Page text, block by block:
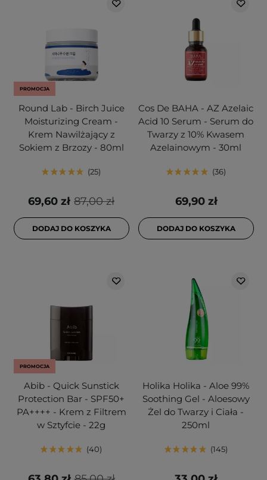
PROMOCJA
Round Lab - Birch Juice
Moisturizing Cream -
Krem Nawilżający z
Sokiem z Brzozy - 80ml
25
87,00 zł
69,60 zł
DODAJ DO KOSZYKA
Cos De BAHA - AZ Azelaic
Acid 10 Serum - Serum do
Twarzy z 10% Kwasem
Azelainowym - 30ml
36
69,90 zł
DODAJ DO KOSZYKA
PROMOCJA
Abib - Quick Sunstick
Protection Bar - SPF50+
PA++++ - Krem z Filtrem
w Sztyfcie - 22g
40
Holika Holika - Aloe 99%
Soothing Gel - Aloesowy
Żel do Twarzy i Ciała -
250ml
145